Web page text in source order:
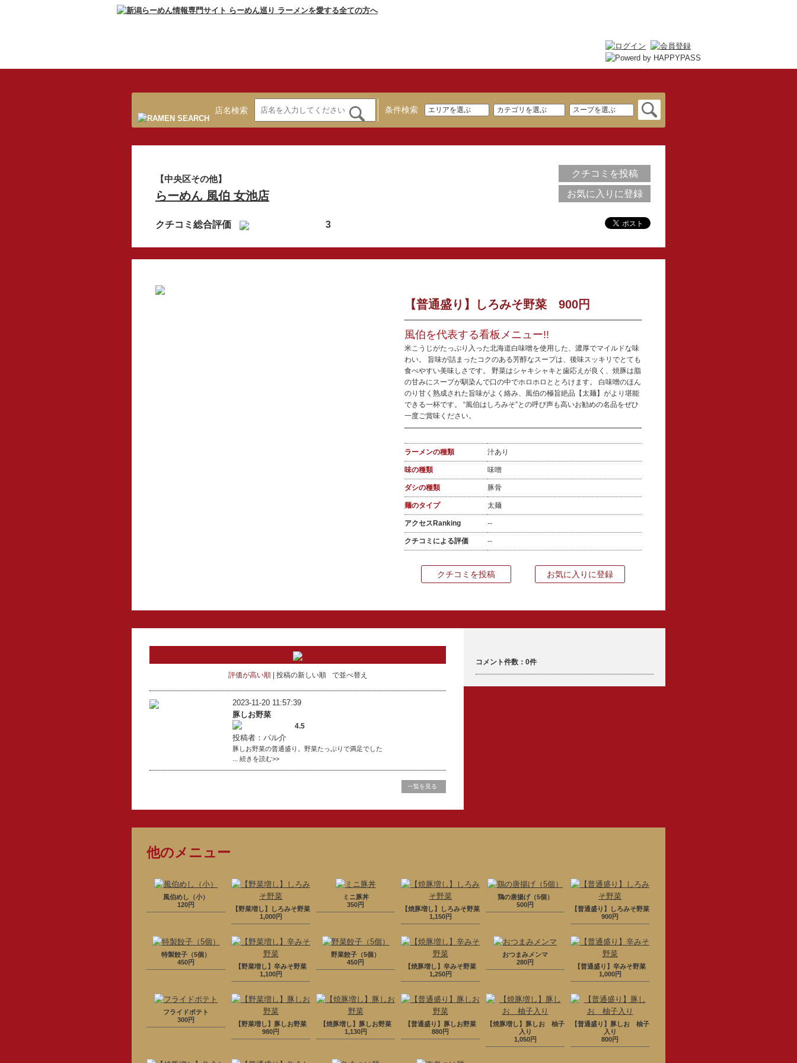
店名検索 条件検索
【中央区その他】
らーめん 風伯 女池店
クチコミ総合評価 3
クチコミを投稿
お気に入りに登録
【普通盛り】しろみそ野菜 900円
風伯を代表する看板メニュー!!
米こうじがたっぷり入った北海道白味噌を使用した、濃厚でマイルドな味
わい。 旨味が詰まったコクのある芳醇なスープは、後味スッキリでとても
食べやすい美味しさです。 野菜はシャキシャキと歯応えが良く、焼豚は脂
の甘みにスープが馴染んで口の中でホロホロととろけます。 白味噌のほん
のり甘く熟成された旨味がよく絡み、風伯の極旨絶品【太麺】がより堪能
できる一杯です。 “風伯はしろみそ”との呼び声も高いお勧めの名品をぜひ
一度ご賞味ください。
ラーメンの種類 汁あり
味の種類 味噌
ダシの種類 豚骨
麺のタイプ 太麺
アクセスRanking --
クチコミによる評価 --
クチコミを投稿 お気に入りに登録
評価が高い順 投稿の新しい順 で並べ替え
2023-11-20 11:57:39
豚しお野菜
4.5
投稿者：パル介
豚しお野菜の普通盛り。野菜たっぷりで満足でした
... 続きを読む>>
一覧を見る
コメント件数：0件
他のメニュー
風伯めし（小）
120円
【野菜増し】しろみそ野菜
1,000円
ミニ豚丼
350円
【焼豚増し】しろみそ野菜
1,150円
鶏の唐揚げ（5個）
500円
【普通盛り】しろみそ野菜
900円
特製餃子（5個）
450円
【野菜増し】辛みそ野菜
1,100円
野菜餃子（5個）
450円
【焼豚増し】辛みそ野菜
1,250円
おつまみメンマ
280円
【普通盛り】辛みそ野菜
1,000円
フライドポテト
300円
【野菜増し】豚しお野菜
980円
【焼豚増し】豚しお野菜
1,130円
【普通盛り】豚しお野菜
880円
【焼豚増し】豚しお 柚子
入り
1,050円
【普通盛り】豚しお 柚子
入り
800円